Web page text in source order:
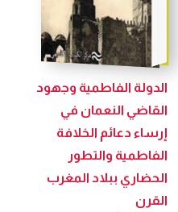
الدولة الفاطمية وجهود
القاضي النعمان في
إرساء دعائم الخلافة
الفاطمية والتطور
الحضاري ببلاد المغرب
القرن